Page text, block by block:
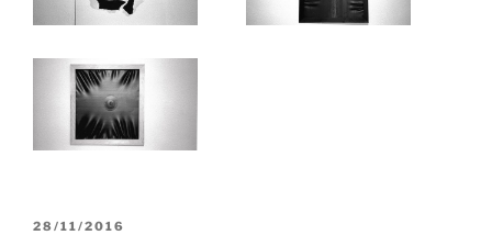
VERÖFFENTLICHT
28/11/2016